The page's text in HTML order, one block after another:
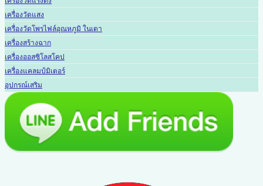
เครื่องวัดแสง
เครื่องวัดโพรไฟล์อุณหภูมิ ในเตา
เครื่องสร้างฉาก
เครื่องออสซิโลสโคป
เครื่องแคลมป์มิเตอร์
อุปกรณ์เสริม